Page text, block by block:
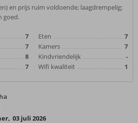
en prijs ruim voldoende; laagdrempelig;
goed.
7
7
8
7
Eten
7
Kamers
7
Kindvriendelijk
-
Wifi kwaliteit
1
, 03 juli 2026